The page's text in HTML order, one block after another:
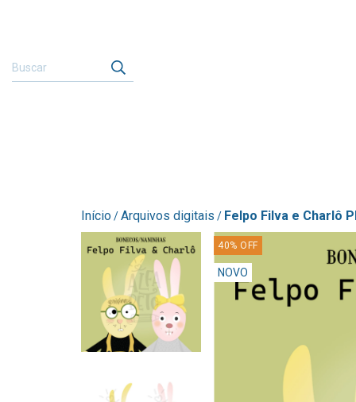
Início/Arquivos digitais / Felpo Filva e Charlô
40% OFF
NOVO